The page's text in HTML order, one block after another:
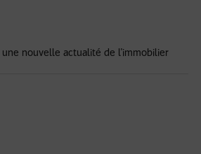
une nouvelle actualité de l'immobilier